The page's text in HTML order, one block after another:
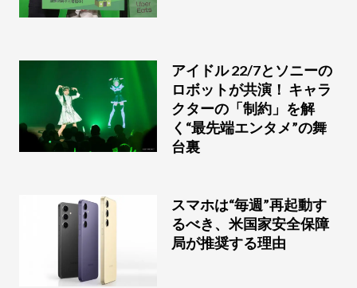
アイドル 22/7とソニーの
ロボットが共演！ キャラ
クターの「制約」を解
く“最先端エンタメ”の舞
台裏
スマホは“毎週”再起動す
るべき、米国家安全保障
局が推奨する理由